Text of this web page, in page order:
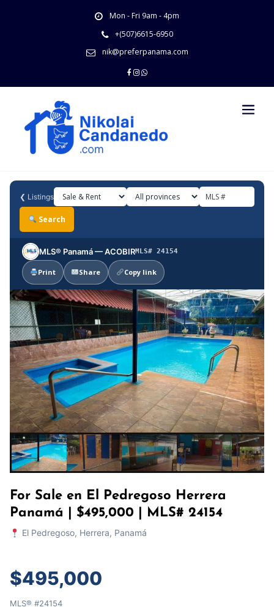
Mon - Fri 9am - 4pm
+(507)6615-6950
nik@preferpanama.com
❮ Listings
Search
MLS® Panamá — ACOBIRMLS# 24154
Print Share Copy link
For Sale en El Pedregoso Herrera
Panamá | $495,000 | MLS# 24154
El Pedregoso, Herrera, Panamá
$495,000
MLS® #24154